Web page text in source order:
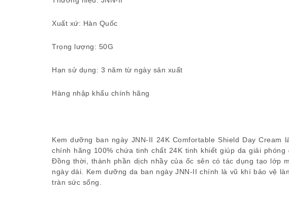
Xuất xứ: Hàn Quốc
Trọng lượng: 50G
Hạn sử dụng: 3 năm từ ngày sản xuất
Hàng nhập khẩu chính hãng
Kem dưỡng ban ngày JNN-II 24K Comfortable Shield Day Cream
chính hãng 100% chứa tinh chất 24K tinh khiết giúp da giải
Đồng thời, thành phần dịch nhầy của ốc sên có tác dụng tạo lớp
ngày dài. Kem dưỡng da ban ngày JNN-II chính là vũ khí bảo vệ
tràn sức sống.